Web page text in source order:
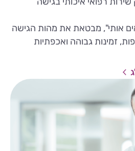
אותי", מבטאת את מהות הגישה
זמינות גבוהה ואכפתיות